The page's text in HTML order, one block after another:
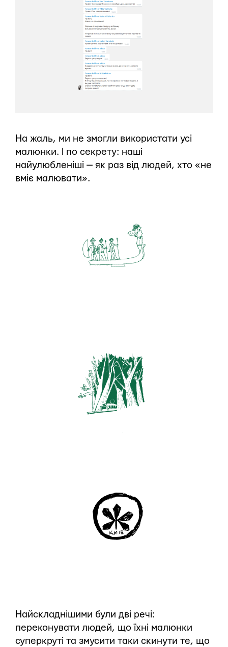
На жаль, ми не змогли використати усі
малюнки. І по секрету: наші
найулюбленіші — як раз від людей, хто «не
вміє малювати».
Найскладнішими були дві речі:
переконувати людей, що їхні малюнки
суперкруті та змусити таки скинути те, що